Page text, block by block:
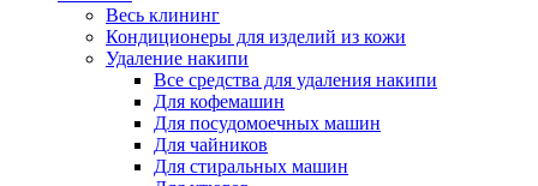
Весь клининг
Кондиционеры для изделий из кожи
Удаление накипи
Все средства для удаления накипи
Для кофемашин
Для посудомоечных машин
Для чайников
Для стиральных машин